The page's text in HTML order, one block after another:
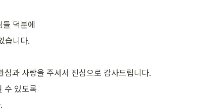
덕분에
습니다.
과 사랑을 주셔서 진심으로 감사드립니다.
수 있도록